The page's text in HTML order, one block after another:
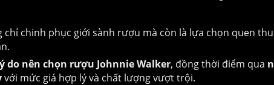
chinh phục giới sành rượu mà còn là lựa chọn quen
do nên chọn rượu Johnnie Walker, đồng thời điểm qua
với mức giá hợp lý và chất lượng vượt trội.